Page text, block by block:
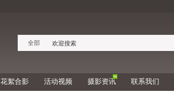
全部
花絮合影 活动视频 摄影资讯 联系我们